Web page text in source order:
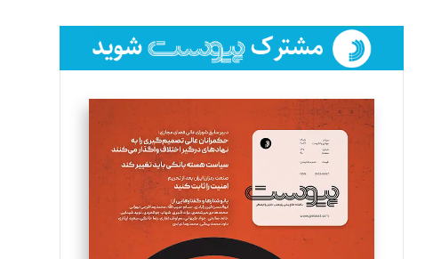
فائزه فتحی رستمی
تحریریه
سروش کرمیان
تحریریه
مینا پاکدل